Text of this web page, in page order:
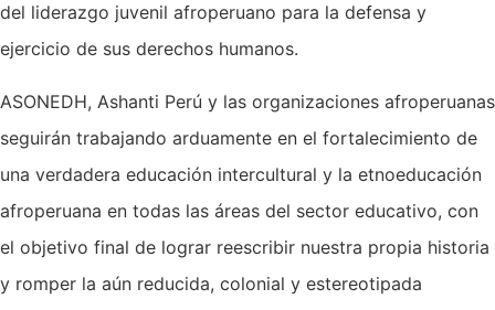
del liderazgo juvenil afroperuano para la defensa y
ejercicio de sus derechos humanos.
ASONEDH, Ashanti Perú y las organizaciones afroperuanas
seguirán trabajando arduamente en el fortalecimiento de
una verdadera educación intercultural y la etnoeducación
afroperuana en todas las áreas del sector educativo, con
el objetivo final de lograr reescribir nuestra propia historia
y romper la aún reducida, colonial y estereotipada